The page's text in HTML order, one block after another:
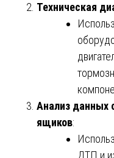
Техническая
Анализ данных
ящиков:
ДТП и